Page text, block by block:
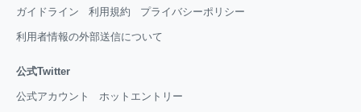
ガイドライン 利用規約 プライバシーポリシー
利用者情報の外部送信について
公式Twitter
公式アカウント ホットエントリー